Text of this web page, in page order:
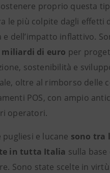
proprio questa
le più colpite dagli effetti
e dell’impatto inflattivo.
miliardi di euro per
sostenibilità e
oltre al rimborso delle
POS, con ampio
operatori.
pugliesi e lucane sono tra
in tutta Italia sulla
Sono state scelte in